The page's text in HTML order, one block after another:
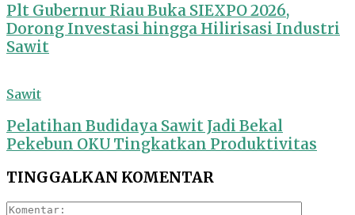
Plt Gubernur Riau Buka SIEXPO 2026,
Dorong Investasi hingga Hilirisasi Industri
Sawit
Sawit
Pelatihan Budidaya Sawit Jadi Bekal
Pekebun OKU Tingkatkan Produktivitas
TINGGALKAN KOMENTAR